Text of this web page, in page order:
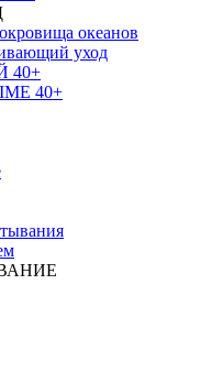
океанов
уход
40+
40+